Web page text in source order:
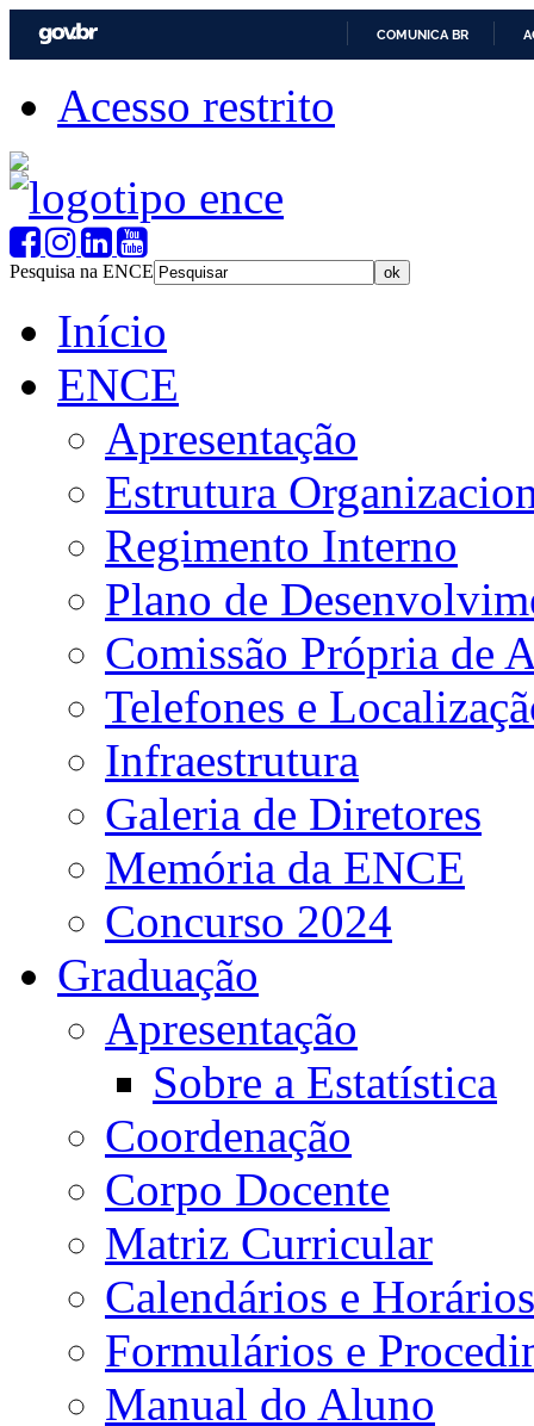
COMUNICA BR
Acesso restrito
Pesquisa na ENCE
Início
ENCE
Apresentação
Estrutura
Regimento Interno
Plano de
Comissão Própria de
Telefones e
Infraestrutura
Galeria de Diretores
Memória da ENCE
Concurso 2024
Graduação
Apresentação
Sobre a Estatística
Coordenação
Corpo Docente
Matriz Curricular
Calendários e Horários
Formulários e
Manual do Aluno